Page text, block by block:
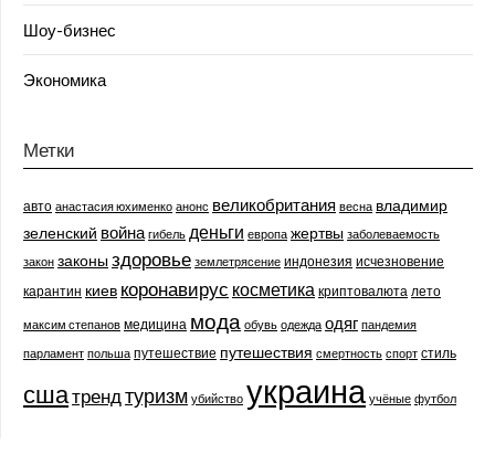
Шоу-бизнес
Экономика
Метки
авто анастасия юхименко анонс великобритания весна владимир
зеленский война гибель деньги европа жертвы заболеваемость
закон законыздоровье землетрясение индонезия исчезновение
карантин киев коронавирус косметика криптовалюта лето
максим степанов медицина мода обувь одежда одяг пандемия
парламент польша путешествие путешествия смертность спорт стиль
сшатрендтуризм убийство украина учёные футбол